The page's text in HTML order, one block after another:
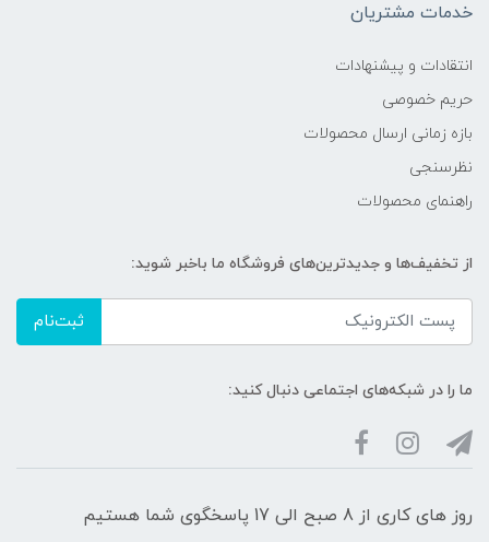
خدمات مشتریان
انتقادات و پیشنهادات
حریم خصوصی
بازه زمانی ارسال محصولات
نظرسنجی
راهنمای محصولات
از تخفیف‌ها و جدیدترین‌های فروشگاه ما باخبر شوید:
ثبت‌نام
ما را در شبکه‌های اجتماعی دنبال کنید:
روز های کاری از 8 صبح الی 17 پاسخگوی شما هستیم